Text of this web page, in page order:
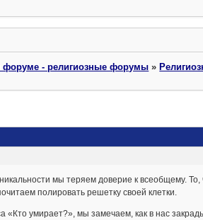
форуме - религиозные форумы »
мы теряем доверие к всеобщему.
полировать решетку своей клетки.
«Кто умирает?», мы замечаем, как в нас